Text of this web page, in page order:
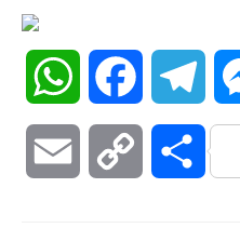
WhatsAppFacebook
Email Copy